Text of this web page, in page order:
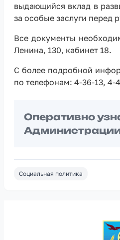
выдающийся вклад в
за особые заслуги перед
Все документы
Ленина, 130, кабинет 18.
С более подробной
по телефонам: 4-36-13, 4-
Оперативно
Администрации
Социальная политика